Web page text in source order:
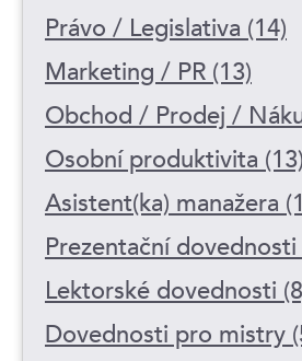
Právo / Legislativa (14)
Marketing / PR (13)
Obchod / Prodej /
Osobní produktivita (13)
Asistent(ka) manažera
Prezentační dovednosti
Lektorské dovednosti
Dovednosti pro mistry